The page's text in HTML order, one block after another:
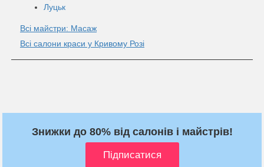
Луцьк
Всі майстри: Масаж
Всі салони краси у Кривому Розі
Знижки до 80% від салонів і майстрів!